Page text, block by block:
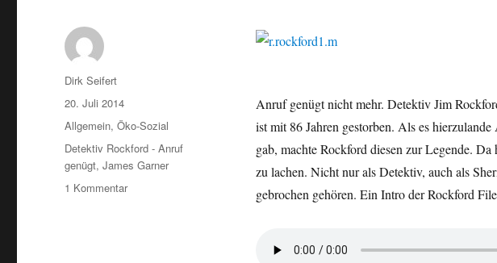
Anruf genügt nicht mehr. Detektiv Jim
ist mit 86 Jahren gestorben. Als es
gab, machte Rockford diesen zur Legende.
zu lachen. Nicht nur als Detektiv, auch als
gebrochen gehören. Ein Intro der Rockford
Autor
Dirk Seifert
Veröffentlicht
am
20. Juli 2014
Kategorien
Allgemein,Öko-Sozial
Schlagwörter
Detektiv Rockford - Anruf
genügt,James Garner
1 Kommentarzu